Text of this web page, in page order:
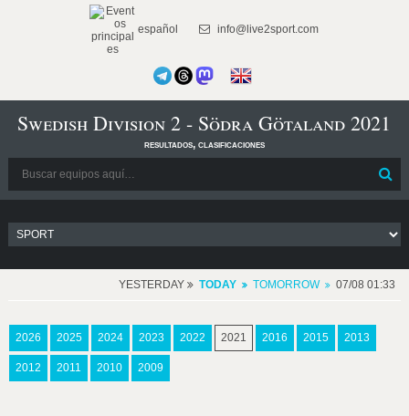
español info@live2sport.com
Swedish Division 2 - Södra Götaland 2021
resultados, clasificaciones
YESTERDAY TODAY TOMORROW 07/08 01:33
2026 2025 2024 2023 2022 2021 2016 2015 2013
2012 2011 2010 2009